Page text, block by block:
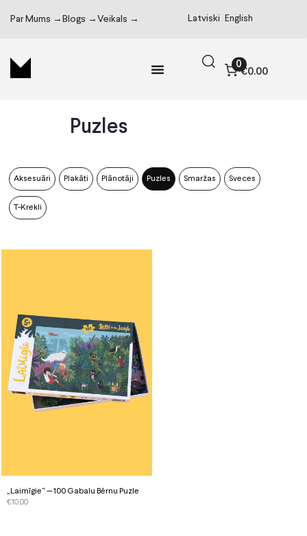
Par Mums → Blogs → Veikals → Latviski English
0
€0.00
Puzles
Aksesuāri Plakāti Plānotāji Puzles Smaržas Sveces
T-Krekli
„Laimīgie“ — 100 Gabalu Bērnu Puzle
€10.00